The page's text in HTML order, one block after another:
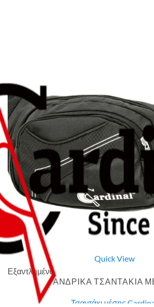
Quick View
Εξαντλημένο
ΑΝΔΡΙΚΑ ΤΣΑΝΤΑΚΙΑ
Τσαντάκι μέσης